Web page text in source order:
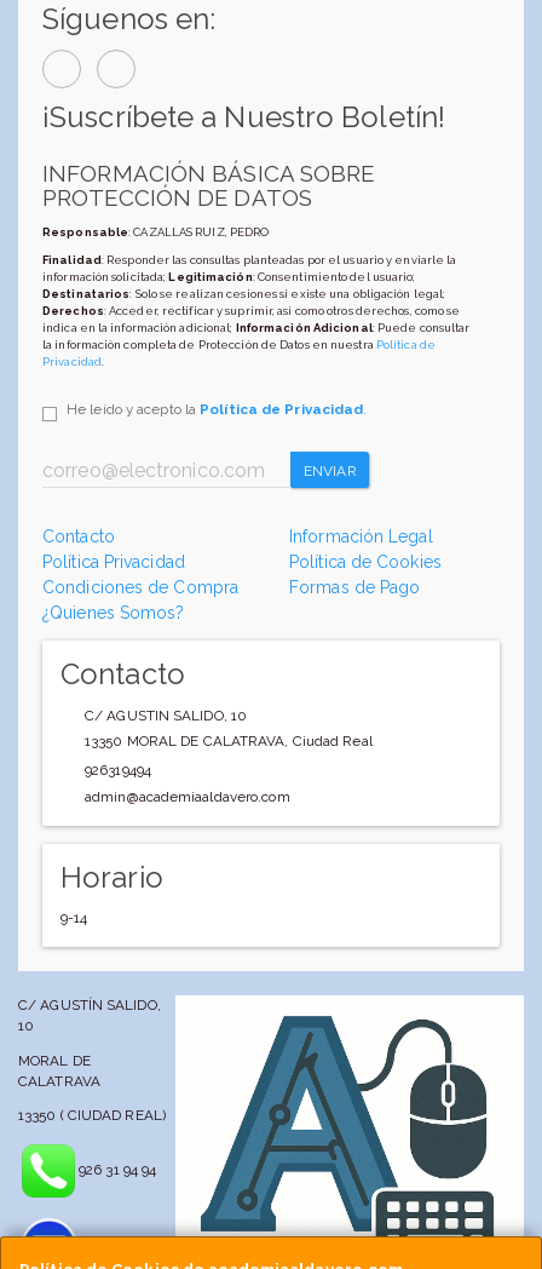
Síguenos en:
¡Suscríbete a Nuestro Boletín!
INFORMACIÓN BÁSICA SOBRE
PROTECCIÓN DE DATOS
Responsable: CAZALLAS RUIZ, PEDRO
Finalidad: Responder las consultas planteadas por el usuario y enviarle la
información solicitada;Legitimación: Consentimiento del usuario;
Destinatarios: Solo se realizan cesiones si existe una obligación legal;
Derechos: Acceder, rectificar y suprimir, así como otros derechos, como se
indica en la información adicional; Información Adicional: Puede consultar
la información completa de Protección de Datos en nuestra Política de
Privacidad
He leído y acepto la Política de Privacidad.
ENVIAR
Contacto
Información Legal
Política Privacidad
Política de Cookies
Condiciones de Compra
Formas de Pago
¿Quienes Somos?
Contacto
C/ AGUSTIN SALIDO, 10
13350 MORAL DE CALATRAVA, Ciudad Real
926319494
admin@academiaaldavero.com
Horario
9-14
C/ AGUSTÍN SALIDO,
10
MORAL DE
CALATRAVA
13350 ( CIUDAD REAL)
926 31 94 94